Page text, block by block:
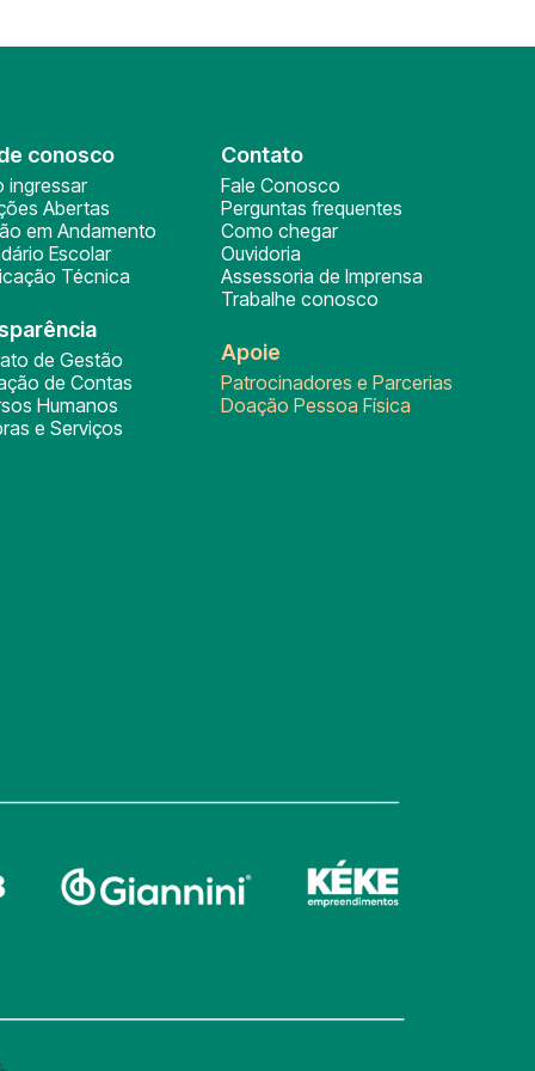
conosco
ingressar
Abertas
em Andamento
Escolar
Técnica
de Gestão
de Contas
Humanos
e Serviços
Contato
Fale Conosco
Perguntas frequentes
Como chegar
Ouvidoria
Assessoria de Imprensa
Trabalhe conosco
Apoie
Patrocinadores e Parcerias
Doação Pessoa Física